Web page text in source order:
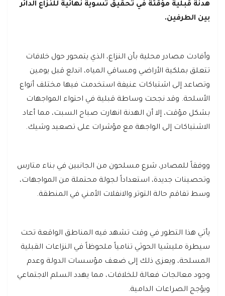
هدنة قبلية مؤقتة في تحقيق تسوية نهائية للنزاع الدائر
بين الطرفين.
وأفادت مصادر محلية بأن النزاع، الذي يتمحور حول خلافات
تتعلق بملكية الأراضي ومساقي المياه، اندلع قبل يومين
وتصاعد إلى اشتباكات عنيفة استخدمت فيها مختلف أنواع
الأسلحة. وقد نجحت وساطة قبلية في احتواء المواجهات
بشكل مؤقت، إلا أن الهدنة انهارت صباح السبت، مما أعاد
الاشتباكات إلى الواجهة مع مؤشرات على تصعيد وشيك.
ووفقاً للمصادر، شرع مسلحون من الجانبين في بناء متارس
وتحصينات جديدة، استعداداً لجولة محتملة من المواجهات،
وسط تفاقم حالة التوتر والانفلات الأمني في المنطقة.
يأتي هذا التطور في وقت تشهد فيه المناطق الواقعة تحت
سيطرة مليشيا الحوثي تنامياً ملحوظاً في النزاعات القبلية
المسلحة، ويعزى ذلك إلى ضعف مؤسسات الدولة وعدم
وجود معالجات فعالة للخلافات، مما يهدد السلم الاجتماعي
ويؤجج الصراعات الدامية.